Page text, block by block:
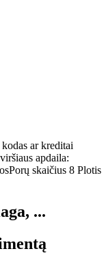
ar kreditai
apdaila:
Porų skaičius 8 Plotis
...